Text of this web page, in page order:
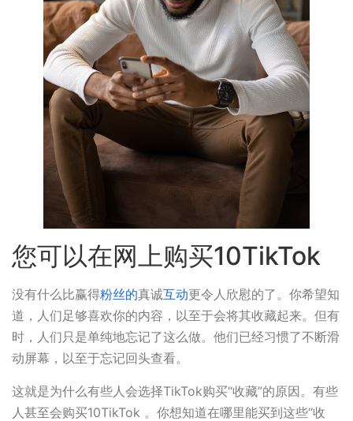
您可以在网上购买10TikTok
没有什么比赢得粉丝的真诚互动更令人欣慰的了。你希望知
道，人们足够喜欢你的内容，以至于会将其收藏起来。但有
时，人们只是单纯地忘记了这么做。他们已经习惯了不断滑
动屏幕，以至于忘记回头查看。
这就是为什么有些人会选择TikTok购买“收藏”的原因。有些
人甚至会购买10TikTok 。你想知道在哪里能买到这些“收